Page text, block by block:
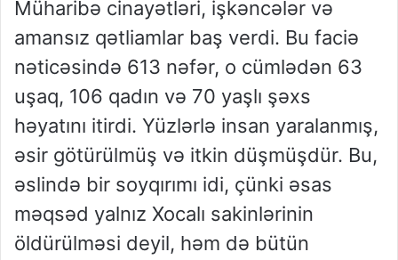
Müharibə cinayətləri, işkəncələr və
amansız qətliamlar baş verdi. Bu faciə
nəticəsində 613 nəfər, o cümlədən 63
uşaq, 106 qadın və 70 yaşlı şəxs
həyatını itirdi. Yüzlərlə insan yaralanmış,
əsir götürülmüş və itkin düşmüşdür. Bu,
əslində bir soyqırımı idi, çünki əsas
məqsəd yalnız Xocalı sakinlərinin
öldürülməsi deyil, həm də bütün